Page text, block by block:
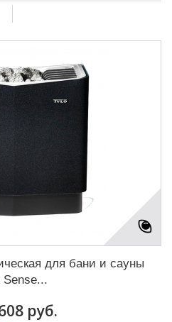
для бани и сауны
Sense...
руб.